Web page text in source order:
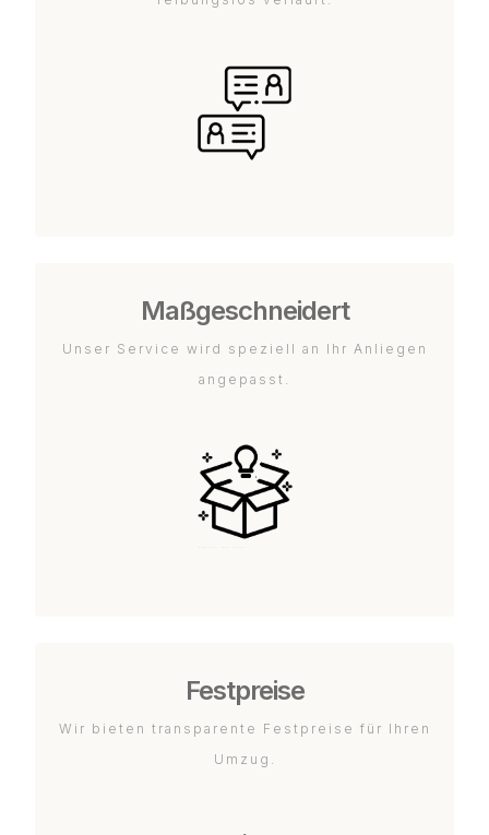
Maßgeschneidert
Unser Service wird speziell an Ihr Anliegen
angepasst.
Festpreise
Wir bieten transparente Festpreise für Ihren
Umzug.